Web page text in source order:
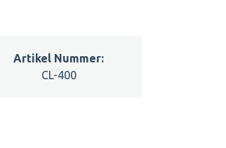
CL-400